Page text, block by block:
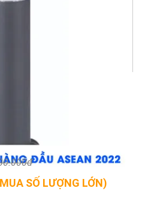
SỐ LƯỢNG LỚN)